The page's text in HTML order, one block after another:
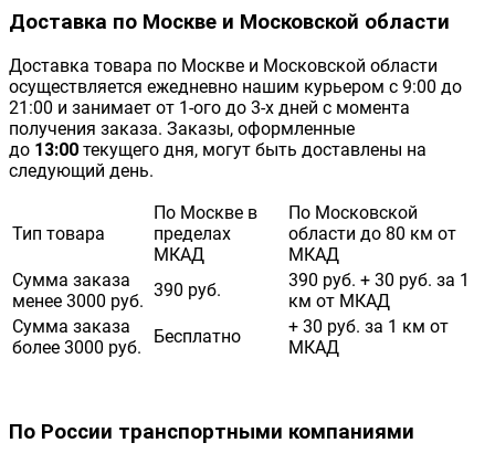
Доставка по Москве и Московской области
Доставка товара по Москве и Московской области
осуществляется ежедневно нашим курьером с 9:00 до
21:00 и занимает от 1-ого до 3-х дней с момента
получения заказа. Заказы, оформленные
до 13:00 текущего дня, могут быть доставлены на
следующий день.
Тип товара
По Москве в
пределах
МКАД
По Московской
области до 80 км от
МКАД
Сумма заказа
менее 3000 руб.
390 руб.
390 руб. + 30 руб. за 1
км от МКАД
Сумма заказа
более 3000 руб.
Бесплатно
+ 30 руб. за 1 км от
МКАД
По России транспортными компаниями